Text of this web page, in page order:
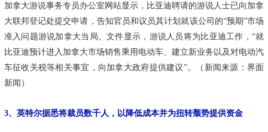
加拿大游说事务专员办公室网站显示，比亚迪聘请的游说人士已向加拿
大联邦登记处提交申请，告知官员和议员其计划就该公司的“预期”市场
准入问题游说加拿大当局。文件显示，游说人员将为比亚迪工作，“就
比亚迪预计进入加拿大市场销售乘用电动车、建立新业务以及对电动汽
车征收关税等相关事宜，向加拿大政府提供建议”。（新闻来源：界面
新闻）
3、英特尔据悉将裁员数千人，以降低成本并为扭转颓势提供资金